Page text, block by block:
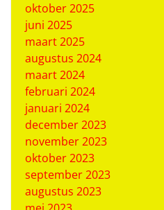
oktober 2025
juni 2025
maart 2025
augustus 2024
maart 2024
februari 2024
januari 2024
december 2023
november 2023
oktober 2023
september 2023
augustus 2023